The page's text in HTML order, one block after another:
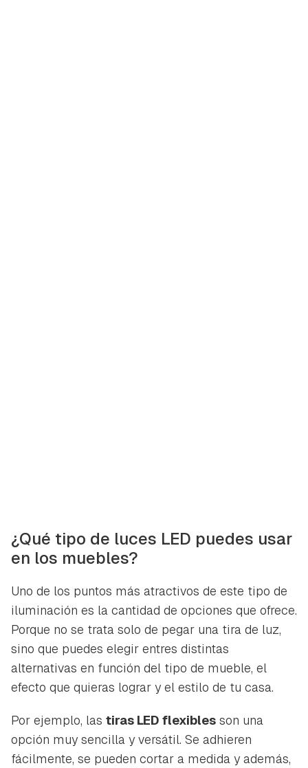
¿Qué tipo de luces LED puedes usar
en los muebles?
Uno de los puntos más atractivos de este tipo de
iluminación es la cantidad de opciones que ofrece.
Porque no se trata solo de pegar una tira de luz,
sino que puedes elegir entres distintas
alternativas en función del tipo de mueble, el
efecto que quieras lograr y el estilo de tu casa.
Por ejemplo, las tiras LED flexibles son una
opción muy sencilla y versátil. Se adhieren
fácilmente, se pueden cortar a medida y además,